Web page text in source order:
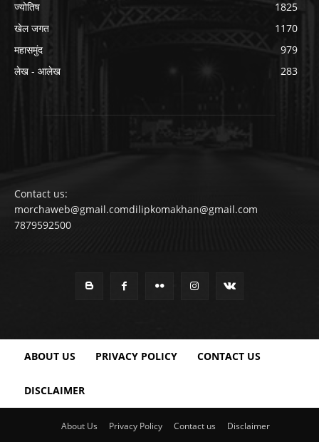
ज्योतिष
1825
खेल जगत
1170
महासमुंद
979
लेख - आलेख
283
Contact us:
morchaweb@gmail.comdilipkomakhan@gmail.com
7879592500
ABOUT US PRIVACY POLICY CONTACT US
DISCLAIMER
About Us Privacy Policy Contact us Disclaimer